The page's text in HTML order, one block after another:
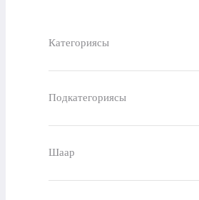
Категориясы
Подкатегориясы
Шаар